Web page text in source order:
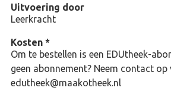
Uitvoering door
Leerkracht
Kosten *
Om te bestellen is een EDUtheek-
geen abonnement? Neem contact op
edutheek@maakotheek.nl